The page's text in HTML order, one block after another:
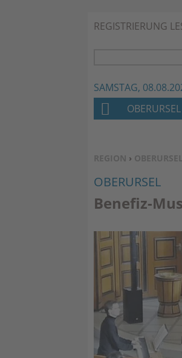
REGISTRIERUNG
SAMSTAG,
SIE BEFINDEN SICH
REGION › OBERURSEL
OBERURSEL
Benefiz-
H
M
E
OBERURSEL